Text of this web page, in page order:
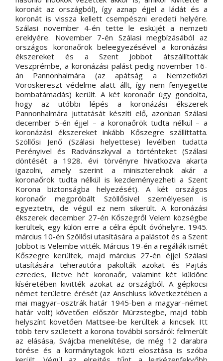
koronát az országból), így aznap éjjel a ládát és a
koronát is vissza kellett csempészni eredeti helyére.
Szálasi november 4-én tette le esküjét a nemzeti
ereklyére. November 7-én Szálasi megbízásából az
országos koronaőrök beleegyezésével a koronázási
ékszereket és a Szent Jobbot átszállították
Veszprémbe, a koronázási palást pedig november 16-
án Pannonhalmára (az apátság a Nemzetközi
Vöröskereszt védelme alatt állt, így nem fenyegette
bombatámadás) került. A két koronaőr úgy gondolta,
hogy az utóbbi lépés a koronázási ékszerek
Pannonhalmára juttatását készíti elő, azonban Szálasi
december 5-én éjjel – a koronaőrök tudta nélkül – a
koronázási ékszereket inkább Kőszegre szállíttatta.
Szöllősi Jenő (Szálasi helyettese) levélben tudatta
Perényivel és Radvánszkyval a történteket (Szálasi
döntését a 1928. évi törvényre hivatkozva akarta
igazolni, amely szerint a miniszterelnök akár a
koronaőrök tudta nélkül is kezdeményezheti a Szent
Korona biztonságba helyezését). A két országos
koronaőr megpróbált Szöllősivel személyesen is
egyeztetni, de végül ez nem sikerült. A koronázási
ékszerek december 27-én Kőszegről Velem községbe
kerültek, egy külön erre a célra épült óvóhelyre. 1945.
március 10-én Szöllősi utasítására a palástot és a Szent
Jobbot is Velembe vitték. Március 19-én a regáliák ismét
Kőszegre kerültek, majd március 27-én éjjel Szálasi
utasítására teherautóra pakolták azokat és Pajtás
ezredes, illetve hét koronaőr, valamint két küldönc
kíséretében kivitték azokat az országból. A gépkocsi
német területre érését (az Anschluss következtében a
mai magyar–osztrák határ 1945-ben a magyar–német
határ volt) követően először Mürzstegbe, majd több
helyszínt követően Mattsee-be kerültek a kincsek. Itt
több terv született a korona további sorsáról: felmerült
az elásása, Svájcba menekítése, de még 12 darabra
törése és a kormánytagok közti elosztása is szóba